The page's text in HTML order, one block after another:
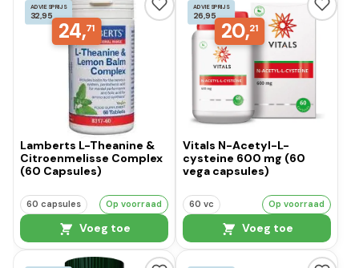
ADVIESPRIJS
32,95
24,71
Lamberts L-Theanine &
Citroenmelisse Complex
(60 Capsules)
60 capsules Op voorraad
Voeg toe
ADVIESPRIJS
26,95
20,21
Vitals N-Acetyl-L-
cysteine 600 mg (60
vega capsules)
60 vc Op voorraad
Voeg toe